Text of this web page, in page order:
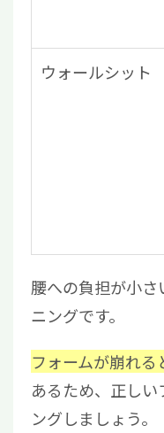
ウォールシット
腰への負担が小
ニングです。
フォームが崩れる
あるため、正し
ングしましょう。